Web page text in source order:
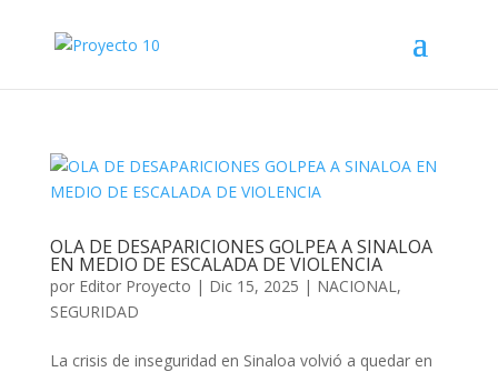
OLA DE DESAPARICIONES GOLPEA A SINALOA
EN MEDIO DE ESCALADA DE VIOLENCIA
por Editor Proyecto | Dic 15, 2025 | NACIONAL,
SEGURIDAD
La crisis de inseguridad en Sinaloa volvió a quedar en